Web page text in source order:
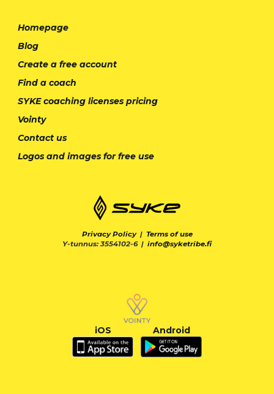
Homepage
Blog
Create a free account
Find a coach
SYKE coaching licenses pricing
Vointy
Contact us
Logos and images for free use
Privacy Policy| Terms of use
Y-tunnus: 3554102-6 | info@syketribe.fi
iOS Android